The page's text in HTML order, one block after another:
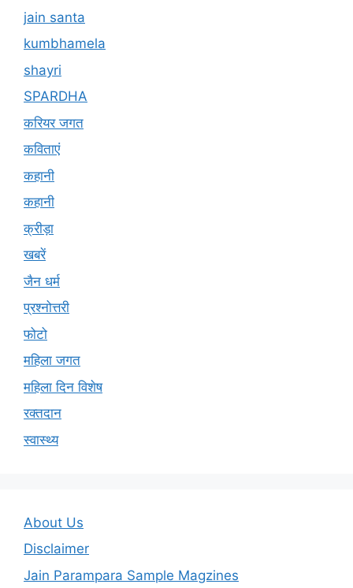
jain santa
kumbhamela
shayri
SPARDHA
करियर जगत
कविताएं
कहानी
कहानी
क्रीड़ा
खबरें
जैन धर्म
प्रश्नोत्तरी
फोटो
महिला जगत
महिला दिन विशेष
रक्तदान
स्वास्थ्य
About Us
Disclaimer
Jain Parampara Sample Magzines